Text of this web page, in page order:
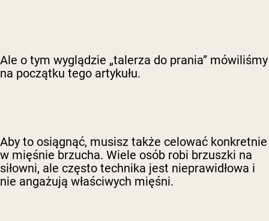
Ale o tym wyglądzie „talerza do prania” mówiliśmy
na początku tego artykułu.
Aby to osiągnąć, musisz także celować konkretnie
w mięśnie brzucha. Wiele osób robi brzuszki na
siłowni, ale często technika jest nieprawidłowa i
nie angażują właściwych mięśni.